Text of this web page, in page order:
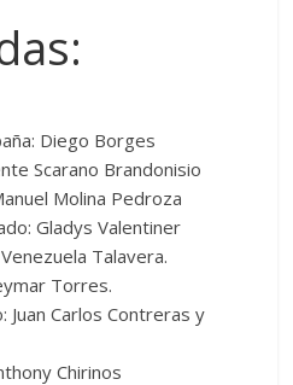
Diego Borges
Scarano Brandonisio
Molina Pedroza
Gladys Valentiner
Talavera.
Torres.
Juan Carlos Contreras y
Chirinos